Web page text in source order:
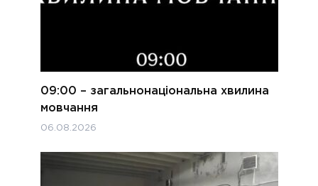
09:00 – загальнонаціональна хвилина
мовчання
06.08.2026